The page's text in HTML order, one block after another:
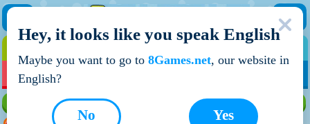
НОВІ ІГРИ
Hey, it looks like you speak English
Maybe you want to go to 8Games.net, our website in
English?
Yes
No